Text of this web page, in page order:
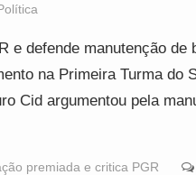
e defende manutenção de
na Primeira Turma do
Cid argumentou pela
premiada e critica PGR